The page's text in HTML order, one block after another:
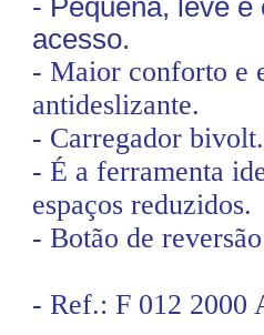
- Pequena, leve
acesso.
- Maior conforto e
antideslizante.
- Carregador bivolt.
- É a ferramenta
espaços reduzidos.
- Botão de
- Ref.: F 012 2000